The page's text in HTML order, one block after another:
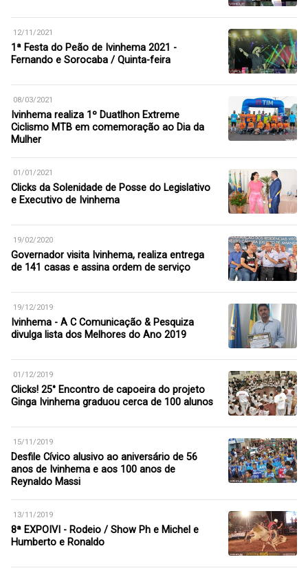
12/11/2021
1ª Festa do Peão de Ivinhema 2021 -
Fernando e Sorocaba / Quinta-feira
08/03/2021
Ivinhema realiza 1º Duatlhon Extreme
Ciclismo MTB em comemoração ao Dia da
Mulher
01/01/2021
Clicks da Solenidade de Posse do Legislativo
e Executivo de Ivinhema
19/02/2020
Governador visita Ivinhema, realiza entrega
de 141 casas e assina ordem de serviço
19/12/2019
Ivinhema - A C Comunicação & Pesquiza
divulga lista dos Melhores do Ano 2019
01/12/2019
Clicks! 25° Encontro de capoeira do projeto
Ginga Ivinhema graduou cerca de 100 alunos
15/11/2019
Desfile Cívico alusivo ao aniversário de 56
anos de Ivinhema e aos 100 anos de
Reynaldo Massi
13/11/2019
8ª EXPOIVI - Rodeio / Show Ph e Michel e
Humberto e Ronaldo